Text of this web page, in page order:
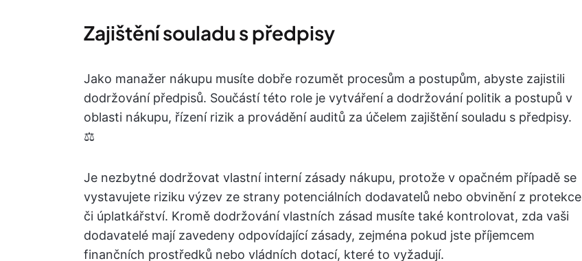
Zajištění souladu s předpisy
Jako manažer nákupu musíte dobře rozumět procesům a postupům, abyste zajistili
dodržování předpisů. Součástí této role je vytváření a dodržování politik a postupů v
oblasti nákupu, řízení rizik a provádění auditů za účelem zajištění souladu s předpisy.
⚖️
Je nezbytné dodržovat vlastní interní zásady nákupu, protože v opačném případě se
vystavujete riziku výzev ze strany potenciálních dodavatelů nebo obvinění z protekce
či úplatkářství. Kromě dodržování vlastních zásad musíte také kontrolovat, zda vaši
dodavatelé mají zavedeny odpovídající zásady, zejména pokud jste příjemcem
finančních prostředků nebo vládních dotací, které to vyžadují.